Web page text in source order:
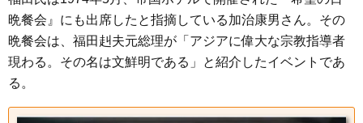
晩餐会』にも出席したと指摘している加治康男さん。その
晩餐会は、福田赳夫元総理が「アジアに偉大な宗教指導者
現わる。その名は文鮮明である」と紹介したイベントであ
る。